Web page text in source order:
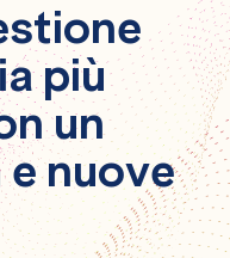
più
un
nuove